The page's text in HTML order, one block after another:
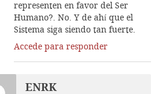
representen en favor del Ser
Humano?. No. Y de ahí que el
Sistema siga siendo tan fuerte.
Accede para responder
ENRK